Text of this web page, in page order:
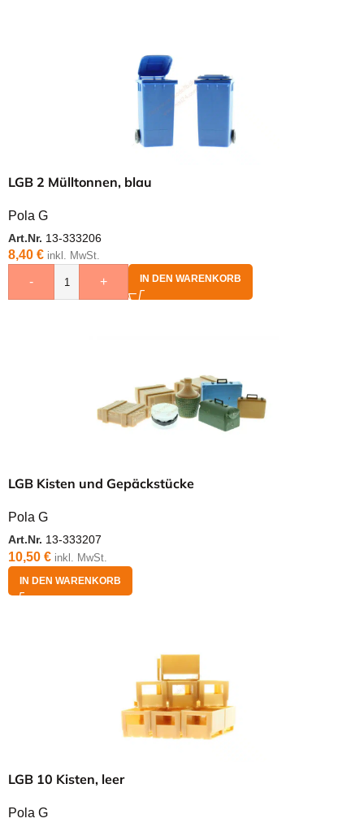
LGB 2 Mülltonnen, blau
Pola G
Art.Nr. 13-333206
8,40 € inkl. MwSt.
- + IN DEN WARENKORB
LGB Kisten und Gepäckstücke
Pola G
Art.Nr. 13-333207
10,50 € inkl. MwSt.
IN DEN WARENKORB
LGB 10 Kisten, leer
Pola G